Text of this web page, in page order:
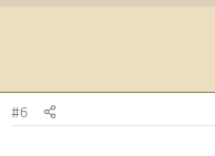
#6